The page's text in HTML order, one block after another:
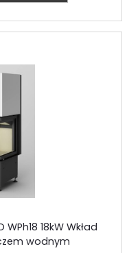
18kW Wkład
wodnym